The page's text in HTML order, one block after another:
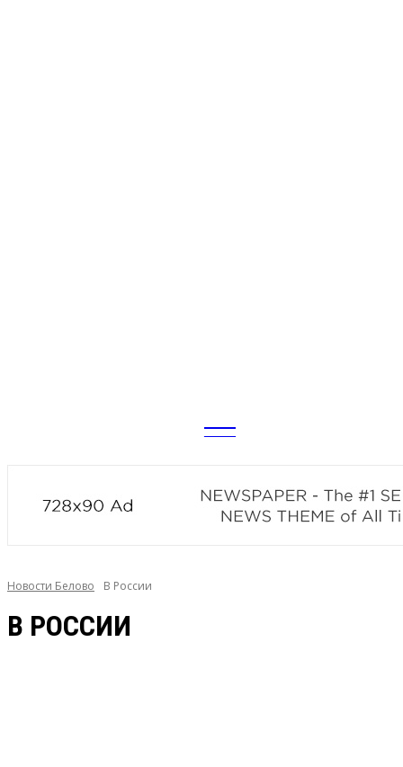
news
Новости Белово В России
В РОССИИ